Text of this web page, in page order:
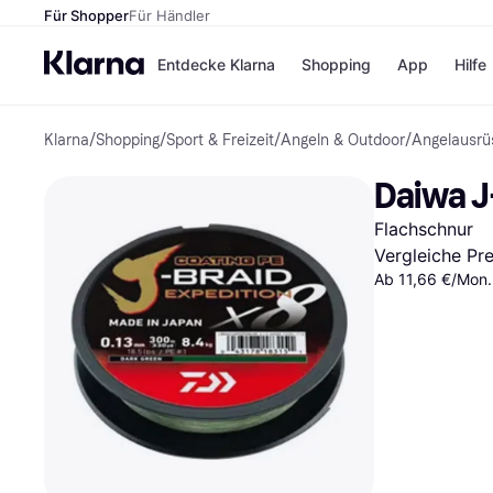
Für ShopperFür Händler
Entdecke Klarna
Zahlungsmethoden
Sofort bezahlen
Bezahle in 3 Teilzahlungen
Bezahle in bis zu 30 Tagen
Ratenzahlung
Shopping
Shops
eBay
Temu
SHEIN
App Hilfe
Klarna/Shopping/Sport & Freizeit/Angeln & Outdoor/
Daiwa
Flachschnur
Vergleiche
Ab 11,66 €/